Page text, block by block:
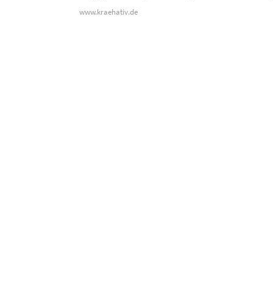
www.kraehativ.de